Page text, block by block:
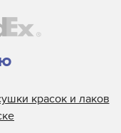
красок и лаков